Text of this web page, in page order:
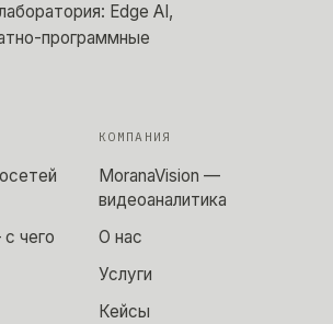
Edge AI,
программные
чего
КОМПАНИЯ
MoranaVision —
видеоаналитика
О нас
Услуги
Кейсы